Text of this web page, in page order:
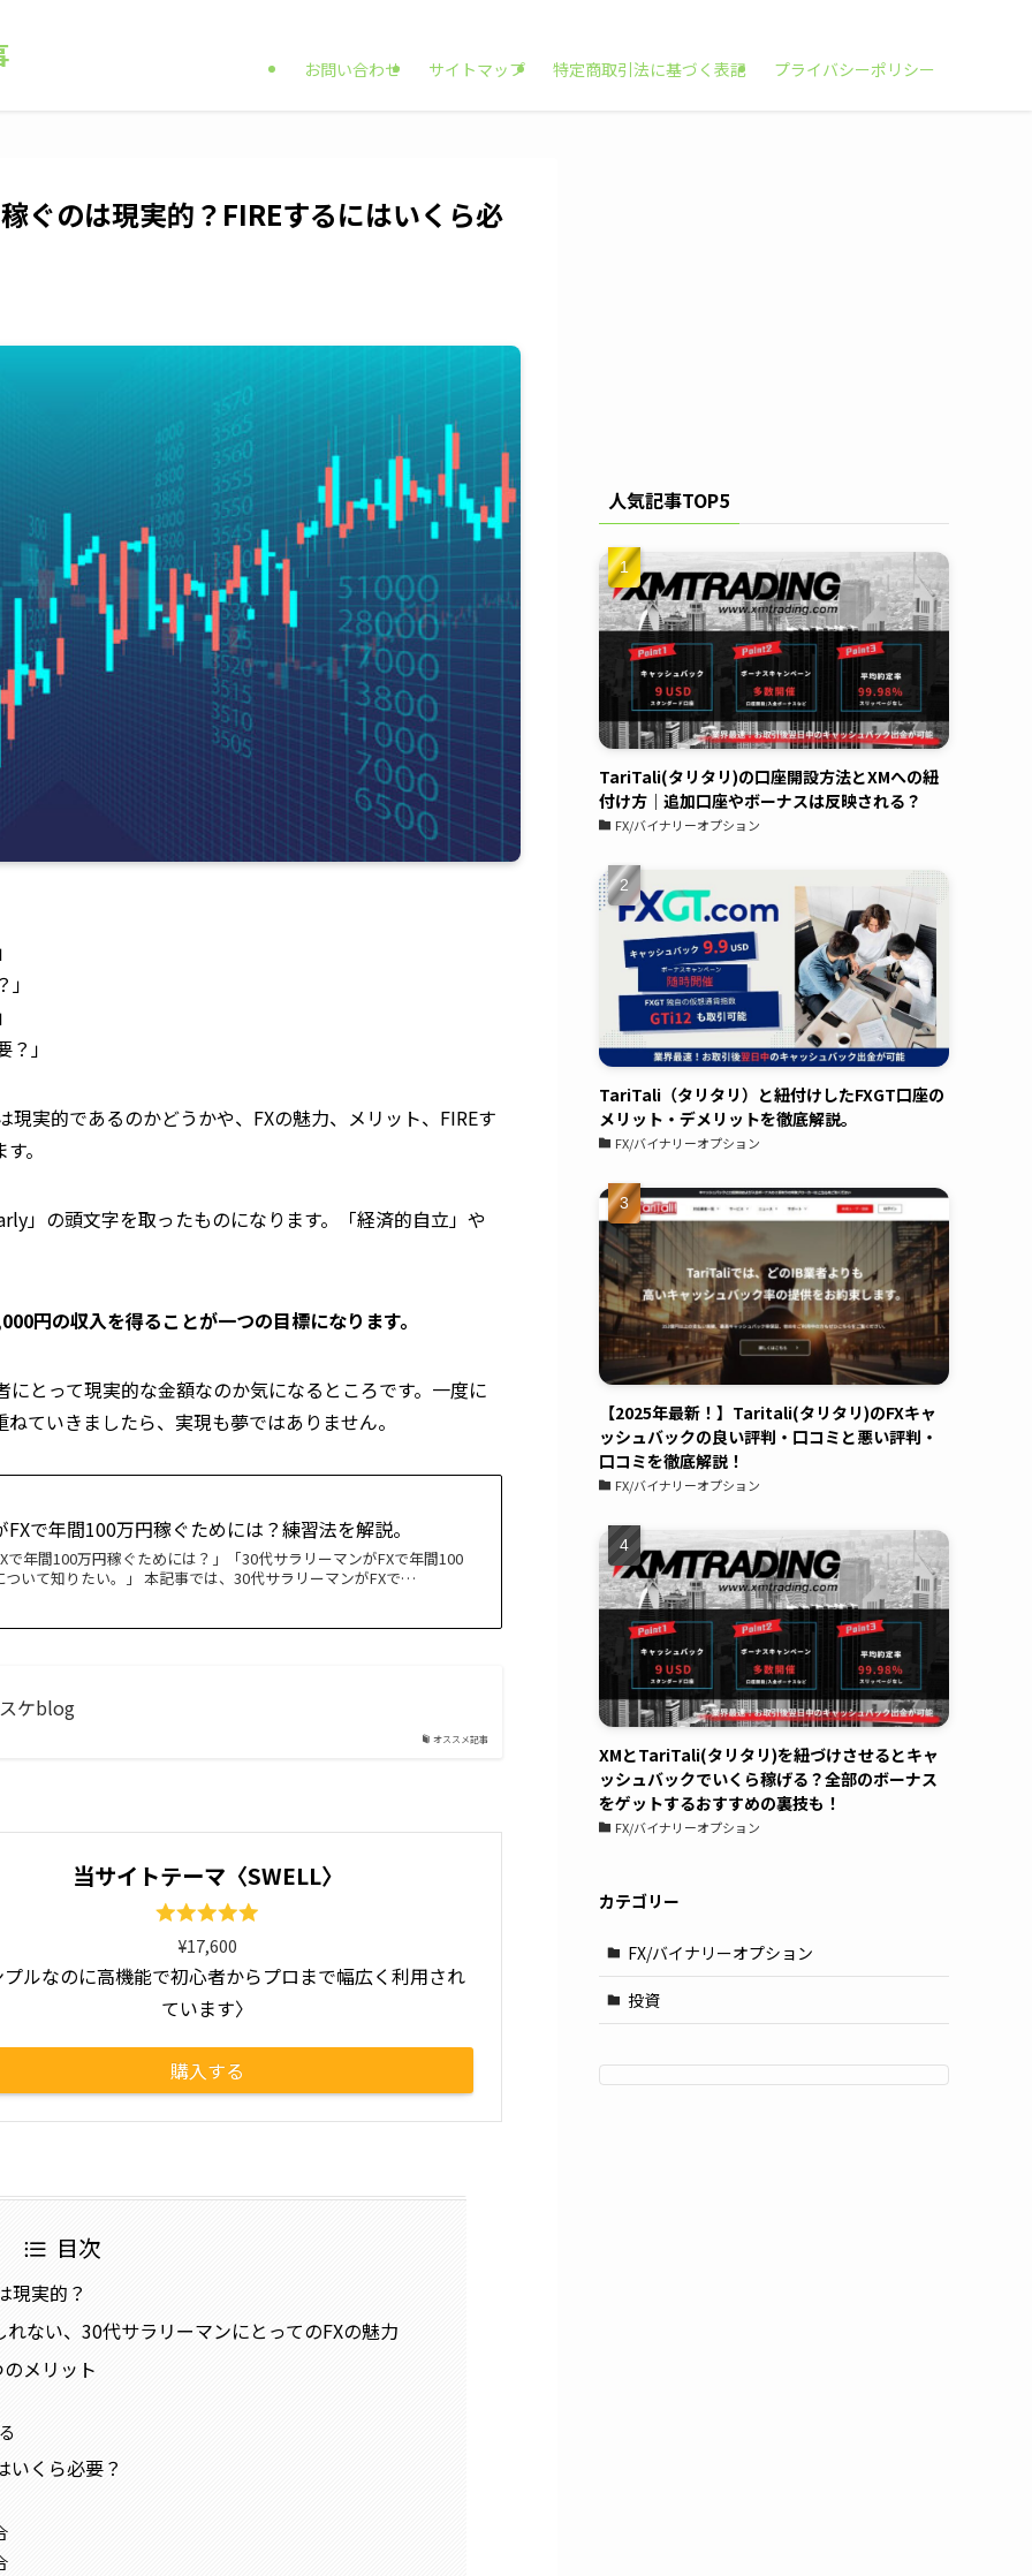
お問い合わせ サイトマップ 特定商取引法に基づく表記 プライバシーポリシー
ぐのは現実的？FIREするにはいくら必
」
実的であるのかどうかや、FXの魅力、メリット、FIREす
。
」の頭文字を取ったものになります。「経済的自立」や
円の収入を得ることが一つの目標になります。
とって現実的な金額なのか気になるところです。一度に
ていきましたら、実現も夢ではありません。
で年間100万円稼ぐためには？練習法を解説。
で年間100万円稼ぐためには？」「30代サラリーマンがFXで年間100
いて知りたい。」 本記事では、30代サラリーマンがFXで…
オススメ記事
ケblog
当サイトテーマ〈SWELL〉
¥17,600
ルなのに高機能で初心者からプロまで幅広く利用され
ています〉
購入する
目次
現実的？
ない、30代サラリーマンにとってのFXの魅力
メリット
いくら必要？
人気記事TOP5
TariTali(タリタリ)の口座開設方法とXMへの紐
付け方｜追加口座やボーナスは反映される？
FX/バイナリーオプション
TariTali（タリタリ）と紐付けしたFXGT口座の
メリット・デメリットを徹底解説。
FX/バイナリーオプション
【2025年最新！】Taritali(タリタリ)のFXキャ
ッシュバックの良い評判・口コミと悪い評判・
口コミを徹底解説！
FX/バイナリーオプション
XMとTariTali(タリタリ)を紐づけさせるとキャ
ッシュバックでいくら稼げる？全部のボーナス
をゲットするおすすめの裏技も！
FX/バイナリーオプション
カテゴリー
FX/バイナリーオプション
投資